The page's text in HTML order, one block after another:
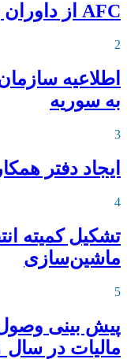
AFC از داوران زن ایران دعوت کرد
2
اطلاعیه‌
به سوریه
3
ایجاد دفتر
4
تشکیل کمیته
ماشین‌سازی
5
مالیات در سال ۱۴۰۱